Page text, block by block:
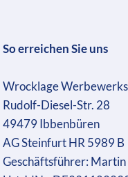
So erreichen Sie uns
Wrocklage
Rudolf-Diesel-Str. 28
49479 Ibbenbüren
AG Steinfurt HR 5989 B
Geschäftsführer: